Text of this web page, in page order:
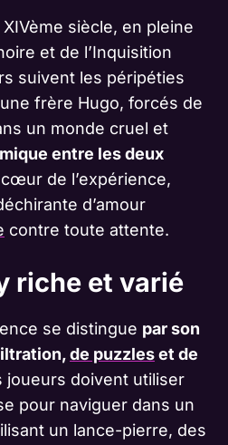
siècle, en pleine
et de l’Inquisition
suivent les péripéties
frère Hugo, forcés de
un monde cruel et
entre les deux
de l’expérience,
d’amour
contre toute attente​​​​​​.
riche et varié
se distingue par son
de puzzleset de
joueurs doivent utiliser
pour naviguer dans un
un lance-pierre, des